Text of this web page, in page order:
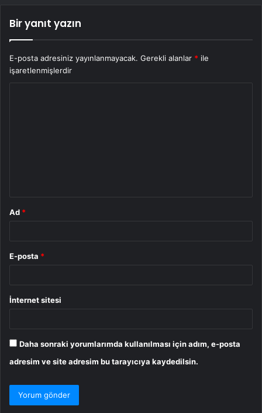
Bir yanıt yazın
E-posta adresiniz yayınlanmayacak. Gerekli alanlar * ile
işaretlenmişlerdir
Ad *
E-posta *
İnternet sitesi
Daha sonraki yorumlarımda kullanılması için adım, e-posta
adresim ve site adresim bu tarayıcıya kaydedilsin.